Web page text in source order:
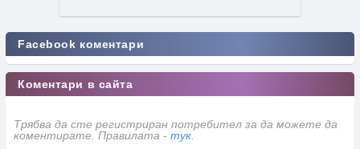
Facebook коментари
Коментари в сайта
Трябва да сте регистриран потребител за да можете да
коментирате. Правилата - тук